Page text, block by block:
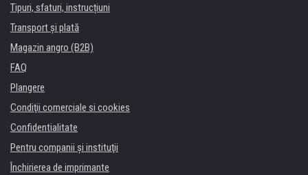
Tipuri, sfaturi, instrucțiuni
Transport şi plată
Magazin angro (B2B)
FAQ
Plangere
Condiţii comerciale si cookies
Confidentialitate
Pentru companii și instituţii
Închirierea de imprimante